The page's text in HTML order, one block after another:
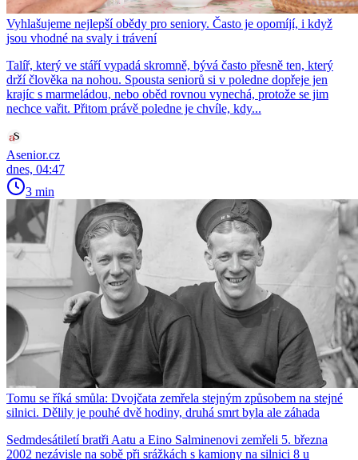
Vyhlašujeme nejlepší obědy pro seniory. Často je opomíjí, i když
jsou vhodné na svaly i trávení
Talíř, který ve stáří vypadá skromně, bývá často přesně ten, který
drží člověka na nohou. Spousta seniorů si v poledne dopřeje jen
krajíc s marmeládou, nebo oběd rovnou vynechá, protože se jim
nechce vařit. Přitom právě poledne je chvíle, kdy...
Asenior.cz
dnes, 04:47
3 min
Tomu se říká smůla: Dvojčata zemřela stejným způsobem na stejné
silnici. Dělily je pouhé dvě hodiny, druhá smrt byla ale záhada
Sedmdesátiletí bratři Aatu a Eino Salminenovi zemřeli 5. března
2002 nezávisle na sobě při srážkách s kamiony na silnici 8 u